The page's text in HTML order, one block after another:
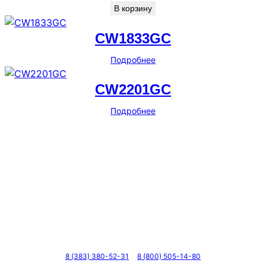
В корзину
CW1833GC
Подробнее
CW2201GC
Подробнее
8 (383) 380-52-31 8 (800) 505-14-80